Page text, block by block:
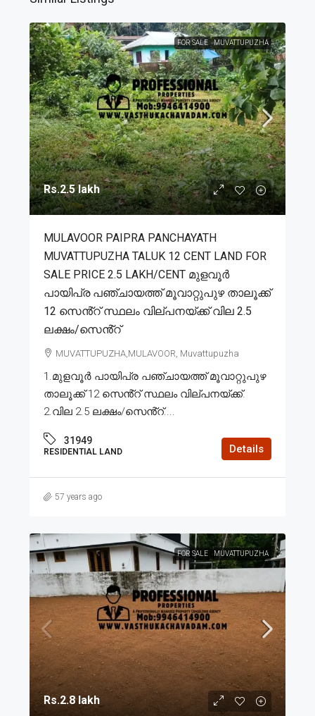
FOR SALE MUVATTUPUZHA
Rs.2.5 lakh
MULAVOOR PAIPRA PANCHAYATH
MUVATTUPUZHA TALUK 12 CENT LAND FOR
SALE PRICE 2.5 LAKH/CENT മുളവൂർ
പായിപ്ര പഞ്ചായത്ത് മൂവാറ്റുപുഴ താലൂക്ക്
12 സെൻ്റ് സ്ഥലം വില്പനയ്ക്ക് വില 2.5
ലക്ഷം/സെൻ്റ്
MUVATTUPUZHA,MULAVOOR, Muvattupuzha
1.മുളവൂർ പായിപ്ര പഞ്ചായത്ത് മൂവാറ്റുപുഴ
താലൂക്ക് 12 സെൻ്റ് സ്ഥലം വില്പനയ്ക്ക്.
2.വില 2.5 ലക്ഷം/സെൻ്റ്....
31949
RESIDENTIAL LAND Details
57 years ago
FOR SALE MUVATTUPUZHA
Rs.2.8 lakh